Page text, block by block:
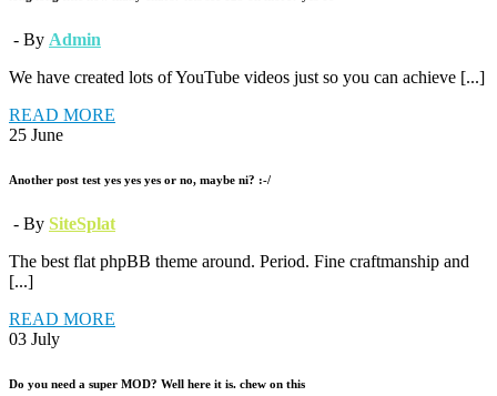
- By Admin
We have created lots of YouTube videos just so you can achieve [...]
READ MORE
25 June
Another post test yes yes yes or no, maybe ni? :-/
- By SiteSplat
The best flat phpBB theme around. Period. Fine craftmanship and
[...]
READ MORE
03 July
Do you need a super MOD? Well here it is. chew on this